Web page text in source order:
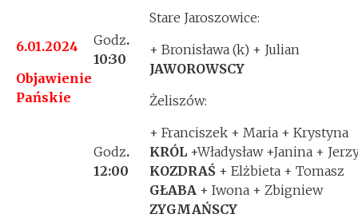
6.01.2024
Objawienie
Pańskie
Godz.
10:30
Stare Jaroszowice:
+ Bronisława (k) + Julian
JAWOROWSCY
Godz.
12:00
Żeliszów:
+ Franciszek + Maria + Krystyna
KRÓL +Władysław +Janina +
KOZDRAŚ + Elżbieta + Tomasz
GŁABA + Iwona + Zbigniew
ZYGMAŃSCY